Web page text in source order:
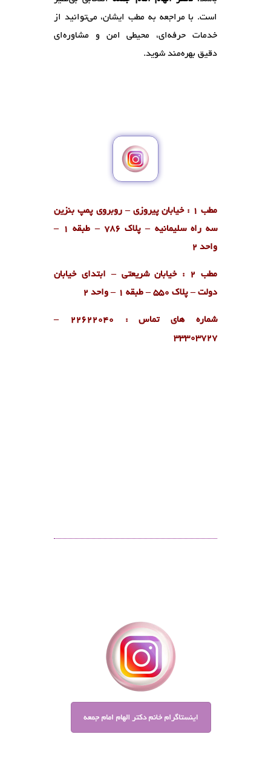
است. با مراجعه به مطب ایشان، می‌توانید از
خدمات حرفه‌ای، محیطی امن و مشاوره‌ای
دقیق بهره‌مند شوید.
مطب 1 : خیابان پیروزی – روبروی پمپ بنزین
سه راه سلیمانیه – پلاک 786 – طبقه 1 –
واحد 2
مطب 2 : خیابان شریعتی – ابتدای خیابان
دولت – پلاک 550 – طبقه 1 – واحد 2
شماره های تماس : ۲۲۶۲۲۰۴۰ –
۳۳۳۰۳۷۲۷